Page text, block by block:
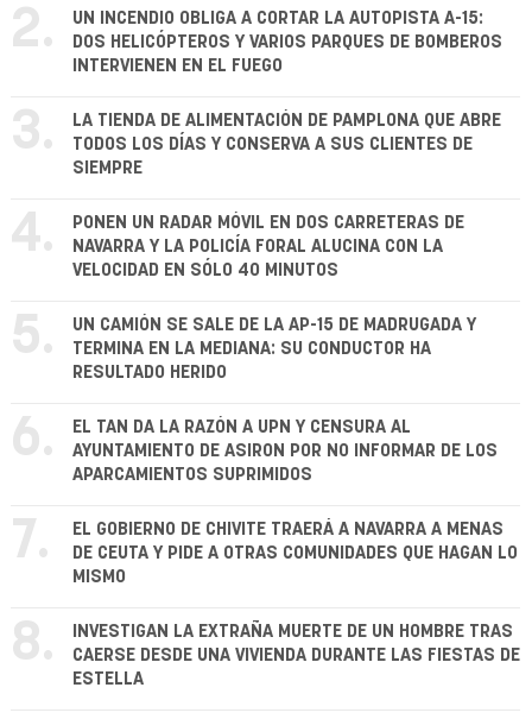
2.
UN INCENDIO OBLIGA A CORTAR LA AUTOPISTA A-15:
DOS HELICÓPTEROS Y VARIOS PARQUES DE BOMBEROS
INTERVIENEN EN EL FUEGO
3.
LA TIENDA DE ALIMENTACIÓN DE PAMPLONA QUE ABRE
TODOS LOS DÍAS Y CONSERVA A SUS CLIENTES DE
SIEMPRE
4.
PONEN UN RADAR MÓVIL EN DOS CARRETERAS DE
NAVARRA Y LA POLICÍA FORAL ALUCINA CON LA
VELOCIDAD EN SÓLO 40 MINUTOS
5.
UN CAMIÓN SE SALE DE LA AP-15 DE MADRUGADA Y
TERMINA EN LA MEDIANA: SU CONDUCTOR HA
RESULTADO HERIDO
6.
EL TAN DA LA RAZÓN A UPN Y CENSURA AL
AYUNTAMIENTO DE ASIRON POR NO INFORMAR DE LOS
APARCAMIENTOS SUPRIMIDOS
7.
EL GOBIERNO DE CHIVITE TRAERÁ A NAVARRA A MENAS
DE CEUTA Y PIDE A OTRAS COMUNIDADES QUE HAGAN LO
MISMO
8.
INVESTIGAN LA EXTRAÑA MUERTE DE UN HOMBRE TRAS
CAERSE DESDE UNA VIVIENDA DURANTE LAS FIESTAS DE
ESTELLA